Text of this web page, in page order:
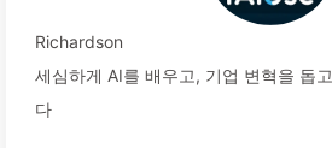
Richardson
세심하게 AI를 배우고, 기업 변혁을 돕
다